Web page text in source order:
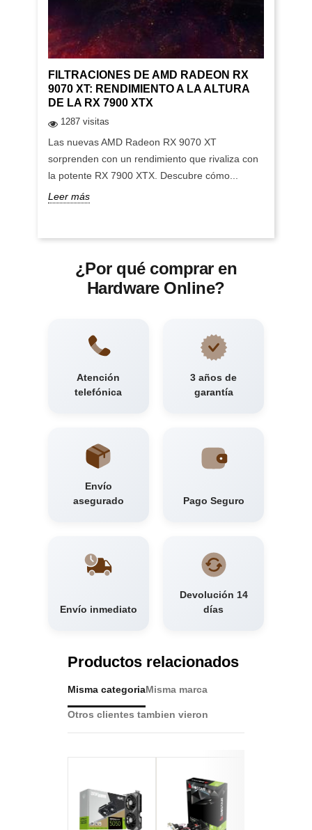
FILTRACIONES DE AMD RADEON RX
9070 XT: RENDIMIENTO A LA ALTURA
DE LA RX 7900 XTX
1287 visitas
Las nuevas AMD Radeon RX 9070 XT
sorprenden con un rendimiento que rivaliza con
la potente RX 7900 XTX. Descubre cómo...
Leer más
¿Por qué comprar en
Hardware Online?
Atención
telefónica
3 años de
garantía
Envío
asegurado
Pago Seguro
Envío inmediato
Devolución 14
días
Productos relacionados
Misma categoriaMisma marca
Otros clientes tambien vieron